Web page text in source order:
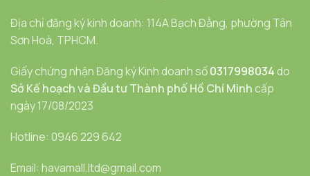
Địa chỉ đăng ký kinh doanh: 114A Bạch Đằng, phường Tân
Sơn Hoà, TPHCM.
Giấy chứng nhận Đăng ký Kinh doanh số0317998034 do
Sở Kế hoạch và Đầu tư Thành phố Hồ Chí Minh cấp
ngày 17/08/2023
Hotline: 0946 229 642
Email: havamall.ltd@gmail.com